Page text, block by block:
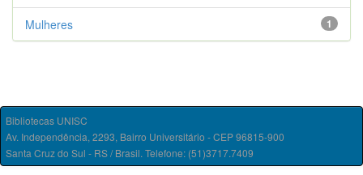
1
Mulheres
Bibliotecas UNISC
Av. Independência, 2293, Bairro Universitário - CEP 96815-900
Santa Cruz do Sul - RS / Brasil. Telefone: (51)3717.7409